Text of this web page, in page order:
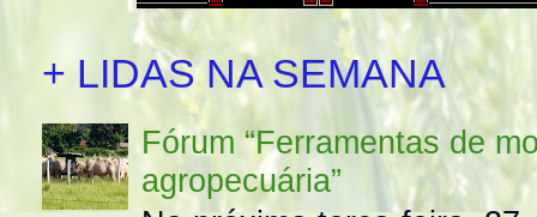
+ LIDAS NA SEMANA
Fórum “Ferramentas de
agropecuária”